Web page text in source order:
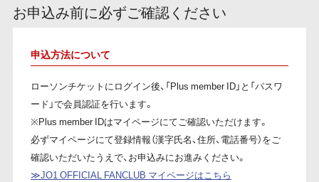
お申込み前に必ずご確認ください
申込方法について
ローソンチケットにログイン後、「Plus member ID」と「パスワ
ード」で会員認証を行います。
※Plus member IDはマイページにてご確認いただけます。
必ずマイページにて登録情報（漢字氏名、住所、電話番号）をご
確認いただいたうえで、お申込みにお進みください。
≫JO1 OFFICIAL FANCLUB マイページはこちら